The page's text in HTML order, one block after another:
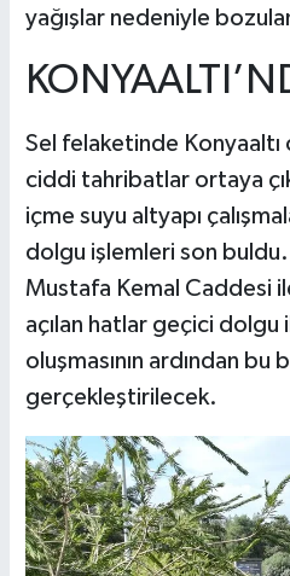
yağışlar nedeniyle
Sel felaketinde
ciddi tahribatlar ortaya
içme suyu altyapı
dolgu işlemleri son
Mustafa Kemal Caddesi
açılan hatlar geçici dolgu
oluşmasının ardından
gerçekleştirilecek.